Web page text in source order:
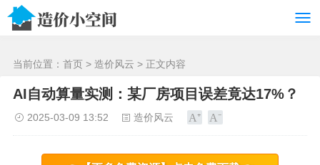
当前位置： 首页 > 造价风云 > 正文内容
AI自动算量实测：某厂房项目误差竟达17%？
2025-03-09 13:52 造价风云